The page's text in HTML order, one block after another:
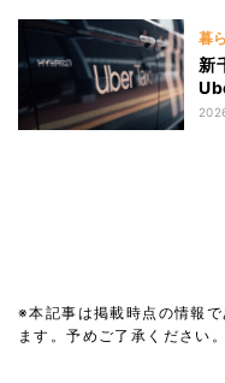
暮
新
※本記事は掲載時点の情報
ます。予めご了承ください。